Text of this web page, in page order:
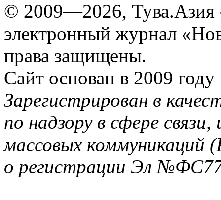
© 2009—2026, Тува.Азия
электронный журнал
права защищены.
Сайт основан в 2009 году
Зарегистрирован в
по надзору в сфере
массовых коммуникаций
о регистрации Эл